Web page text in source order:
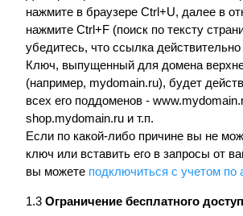
нажмите в браузере Ctrl+U, далее в
нажмите Ctrl+F (поиск по тексту
убедитесь, что ссылка
Ключ, выпущенный для домена
(например, mydomain.ru), будет
всех его поддоменов -
shop.mydomain.ru и т.п.
Если по какой-либо причине вы не
ключ или вставить его в запросы от
вы можете подключиться с учетом по
1.3 Ограничение бесплатного